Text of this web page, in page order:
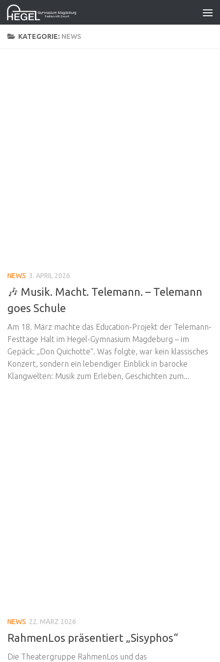
Zum Inhalt springen
KATEGORIE: NEWS
NEWS 3. APRIL 2026
🎶 Musik. Macht. Telemann. – Telemann
goes Schule
Am 18. März machte das Education-Projekt der Telemann-
Festtage Halt im Hegel-Gymnasium Magdeburg – im
Gepäck: „Don Quichotte“. Was folgte, war kein klassisches
Konzert, sondern ein lebendiger Einblick in barocke
Klangwelten: Musik zum Erleben, Geschichten zum...
NEWS 22. MÄRZ 2026
RahmenLos präsentiert „Sisyphos“
Die Theatergruppe RahmenLos und das